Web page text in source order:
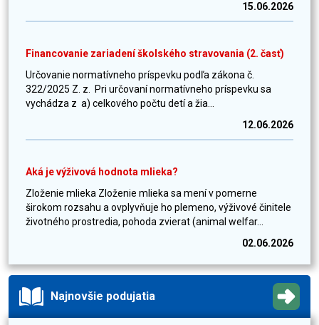
15.06.2026
Financovanie zariadení školského stravovania (2. časť)
Určovanie normatívneho príspevku podľa zákona č.
322/2025 Z. z. Pri určovaní normatívneho príspevku sa
vychádza z a) celkového počtu detí a žia...
12.06.2026
Aká je výživová hodnota mlieka?
Zloženie mlieka Zloženie mlieka sa mení v pomerne
širokom rozsahu a ovplyvňuje ho plemeno, výživové činitele
životného prostredia, pohoda zvierat (animal welfar...
02.06.2026
Najnovšie podujatia